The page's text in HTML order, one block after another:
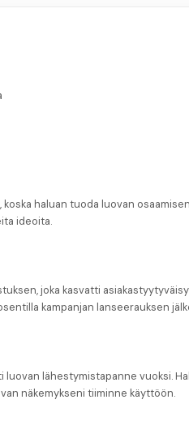
haluan tuoda luovan
ideoita.
joka kasvatti
kampanjan lanseerauksen
lähestymistapanne vuoksi.
näkemykseni tiiminne käyttöön.